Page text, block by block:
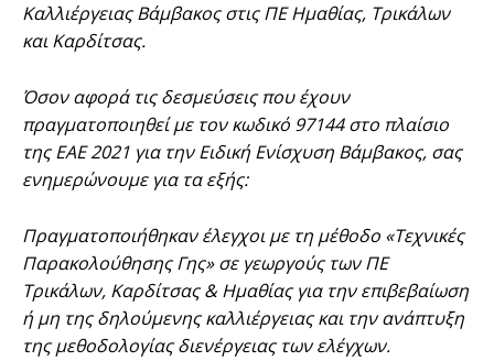
Καλλιέργειας Βάμβακος στις ΠΕ Ημαθίας, Τρικάλων
και Καρδίτσας.
Όσον αφορά τις δεσμεύσεις που έχουν
πραγματοποιηθεί με τον κωδικό 97144 στο πλαίσιο
της ΕΑΕ 2021 για την Ειδική Ενίσχυση Βάμβακος, σας
ενημερώνουμε για τα εξής:
Πραγματοποιήθηκαν έλεγχοι με τη μέθοδο «Τεχνικές
Παρακολούθησης Γης» σε γεωργούς των ΠΕ
Τρικάλων, Καρδίτσας & Ημαθίας για την επιβεβαίωση
ή μη της δηλούμενης καλλιέργειας και την ανάπτυξη
της μεθοδολογίας διενέργειας των ελέγχων.